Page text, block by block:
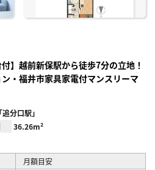
】越前新保駅から徒歩7分の立地！
・福井市家具家電付マンスリーマ
分口駅」
36.26m²
月額目安